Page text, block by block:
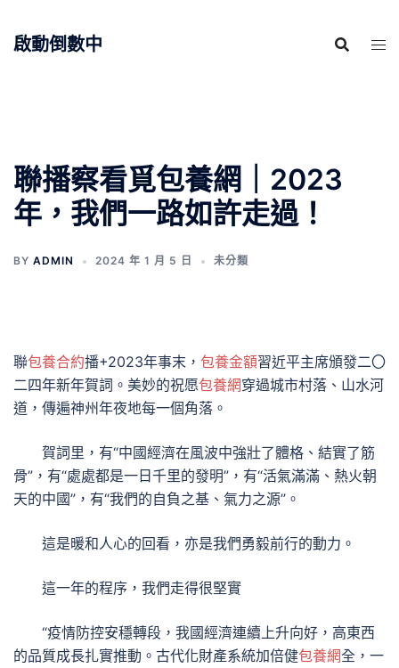
啟動倒數中
聯播察看覓包養網｜2023
年，我們一路如許走過！
BY ADMIN 2024 年 1 月 5 日 未分類
聯包養合約播+2023年事末， 包養金額習近平主席頒發二〇
二四年新年賀詞。美妙的祝愿包養網穿過城市村落、山水河
道，傳遍神州年夜地每一個角落。
賀詞里，有“中國經濟在風波中強壯了體格、結實了筋
骨”，有“處處都是一日千里的發明”，有“活氣滿滿、熱火朝
天的中國”，有“我們的自負之基、氣力之源”。
這是暖和人心的回看，亦是我們勇毅前行的動力。
這一年的程序，我們走得很堅實
“疫情防控安穩轉段，我國經濟連續上升向好，高東西
的品質成長扎實推動。古代化財產系統加倍健包養網全，一